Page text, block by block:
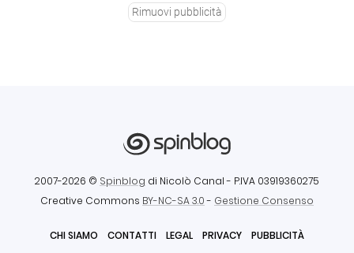
Rimuovi pubblicità
2007-2026 © Spinblog di Nicolò Canal - P.IVA 03919360275
Creative Commons BY-NC-SA 3.0- Gestione Consenso
CHI SIAMO CONTATTI LEGAL PRIVACY PUBBLICITÀ